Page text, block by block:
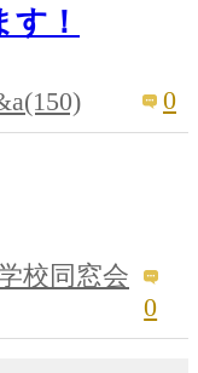
！
0
校同窓会
0